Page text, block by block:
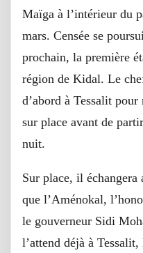
Maïga à l’intérieur du
mars. Censée se
prochain, la première
région de Kidal. Le
d’abord à Tessalit pour
sur place avant de
nuit.
Sur place, il échangera
que l’Aménokal,
le gouverneur Sidi
l’attend déjà à